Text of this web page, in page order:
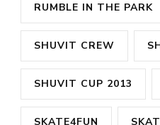
RUMBLE IN THE PARK
SHUVIT CREW
SHUVIT CUP 2013
SKATE4FUN